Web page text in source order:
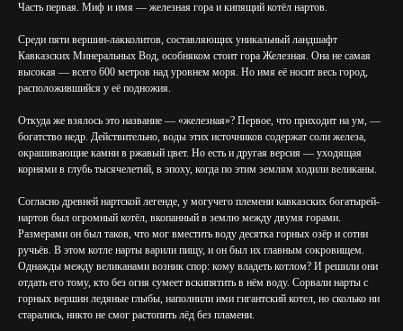
Часть первая. Миф и имя — железная гора и кипящий котёл нартов.
Среди пяти вершин-лакколитов, составляющих уникальный ландшафт
Кавказских Минеральных Вод, особняком стоит гора Железная. Она не самая
высокая — всего 600 метров над уровнем моря. Но имя её носит весь город,
расположившийся у её подножия.
Откуда же взялось это название — «железная»? Первое, что приходит на ум, —
богатство недр. Действительно, воды этих источников содержат соли железа,
окрашивающие камни в ржавый цвет. Но есть и другая версия — уходящая
корнями в глубь тысячелетий, в эпоху, когда по этим землям ходили великаны.
Согласно древней нартской легенде, у могучего племени кавказских богатырей-
нартов был огромный котёл, вкопанный в землю между двумя горами.
Размерами он был таков, что мог вместить воду десятка горных озёр и сотни
ручьёв. В этом котле нарты варили пищу, и он был их главным сокровищем.
Однажды между великанами возник спор: кому владеть котлом? И решили они
отдать его тому, кто без огня сумеет вскипятить в нём воду. Сорвали нарты с
горных вершин ледяные глыбы, наполнили ими гигантский котел, но сколько ни
старались, никто не смог растопить лёд без пламени.